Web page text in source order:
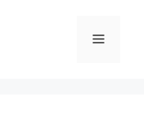
Menu